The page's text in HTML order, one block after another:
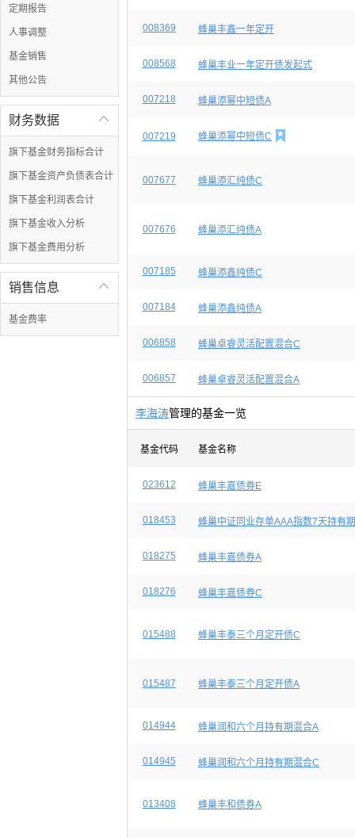
定期报告
人事调整
基金销售
其他公告

财务数据
旗下基金财务指标合计
旗下基金资产负债表合计
旗下基金利润表合计
旗下基金收入分析
旗下基金费用分析

销售信息
基金费率
008369 蜂巢丰鑫一年定开
008568 蜂巢丰业一年定开债发起式
007218 蜂巢添幂中短债A
007219 蜂巢添幂中短债C 
007677 蜂巢添汇纯债C
007676 蜂巢添汇纯债A
007185 蜂巢添鑫纯债C
007184 蜂巢添鑫纯债A
006858 蜂巢卓睿灵活配置混合C
006857 蜂巢卓睿灵活配置混合A
李海涛管理的基金一览
基金代码 基金名称
023612 蜂巢丰嘉债券E
018453 蜂巢中证同业存单AAA指数7天持有期
018275 蜂巢丰嘉债券A
018276 蜂巢丰嘉债券C
015488 蜂巢丰泰三个月定开债C
015487 蜂巢丰泰三个月定开债A
014944 蜂巢润和六个月持有期混合A
014945 蜂巢润和六个月持有期混合C
013408 蜂巢丰和债券A